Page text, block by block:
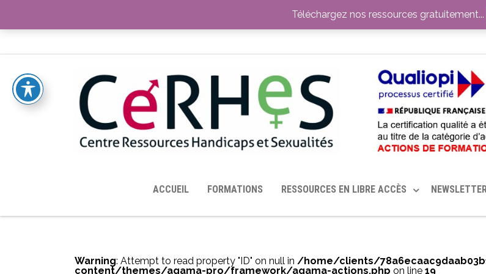
TOUTES LES RESSOURCES MISES À DISPOSITION PAR LE CERHES® FRANCE OUTILS EN
ACCUEIL FORMATIONS RESSOURCES EN LIBRE ACCÈS
Warning: Attempt to read property "ID" on null in /home/clients/
content/themes/agama-pro/framework/agama-actions.php on line 19
Téléchargez nos ressources gratuitement...